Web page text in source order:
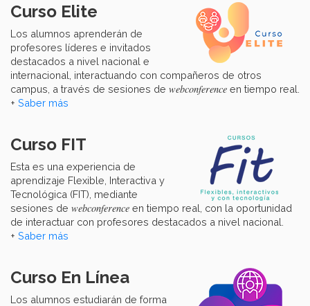
Curso Elite
Los alumnos aprenderán de
profesores líderes e invitados
destacados a nivel nacional e
internacional, interactuando con compañeros de otros
campus, a través de sesiones de webconference en tiempo real.
+ Saber más
Curso FIT
Esta es una experiencia de
aprendizaje Flexible, Interactiva y
Tecnológica (FIT), mediante
sesiones de webconference en tiempo real, con la oportunidad
de interactuar con profesores destacados a nivel nacional.
+ Saber más
Curso En Línea
Los alumnos estudiarán de forma